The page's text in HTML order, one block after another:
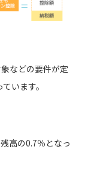
などの要件が定
います。
高の0.7％となっ